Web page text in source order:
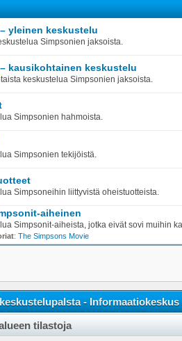
yleinen keskustelu
Simpsonien jaksoista.
kausikohtainen keskustelu
keskustelua Simpsonien jaksoista.
Simpsonien hahmoista.
Simpsonien tekijöistä.
Simpsoneihin liittyvistä oheistuotteista.
aiheinen
Simpsonit-aiheista, jotka eivät sovi muihin
: The Simpsons Movie
- Informaatiokeskus
tilastoja